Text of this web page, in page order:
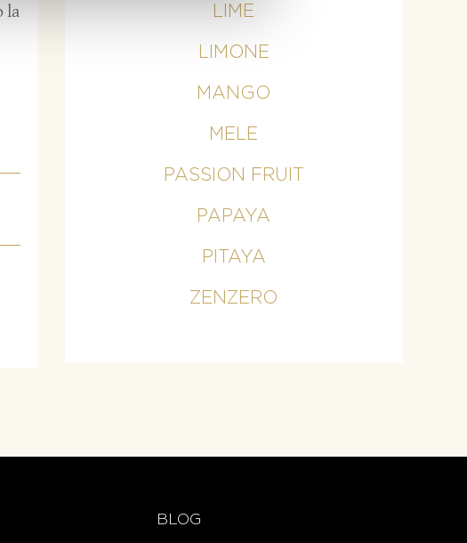
la
LIME
LIMONE
MANGO
MELE
PASSION FRUIT
PAPAYA
PITAYA
ZENZERO
BLOG